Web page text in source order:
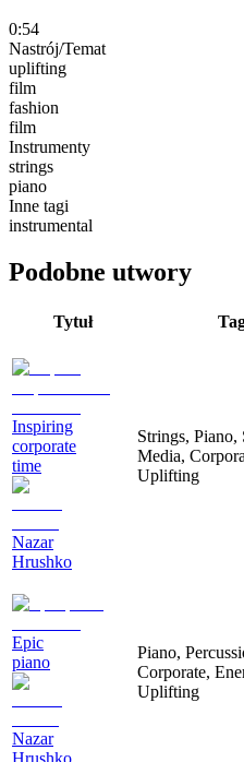
0:54
Nastrój/Temat
uplifting
film
fashion
film
Instrumenty
strings
piano
Inne tagi
instrumental
Podobne utwory
Tytuł
Inspiring
corporate
time
Nazar
Hrushko
Strings, Piano,
Media,
Uplifting
Epic
piano
Nazar
Hrushko
Piano,
Corporate,
Uplifting